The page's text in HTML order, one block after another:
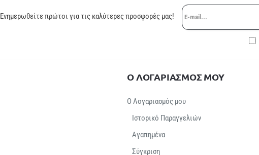
Ενημερωθείτε πρώτοι για τις καλύτερες προσφορές μας!
E-
mail...
Ο ΛΟΓΑΡΙΑΣΜΟΣ ΜΟΥ
Ο Λογαριασμός μου
Ιστορικό Παραγγελιών
Αγαπημένα
Σύγκριση